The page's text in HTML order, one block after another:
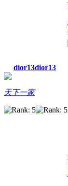
dior13dior13
天下一家